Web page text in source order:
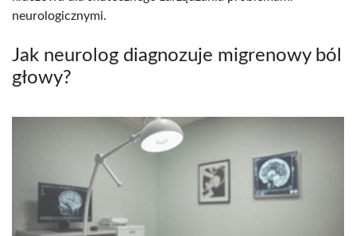
neurologicznymi.
Jak neurolog diagnozuje migrenowy ból
głowy?